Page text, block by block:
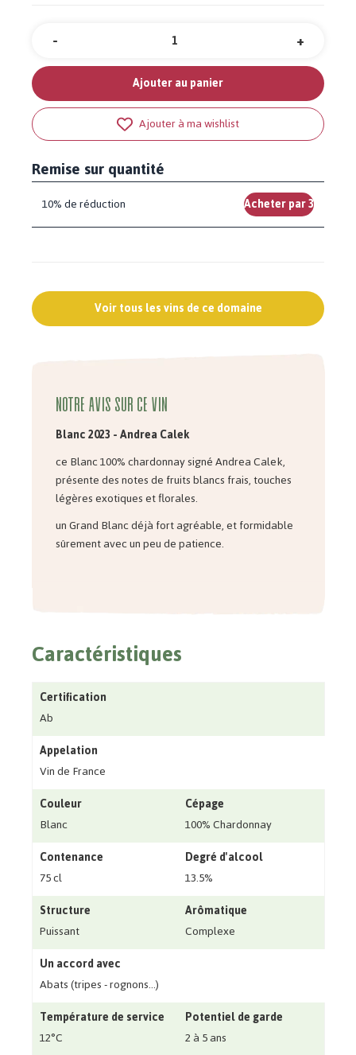
Quantité +
-
Ajouter au panier
Ajouter à ma wishlist
Remise sur quantité
10% de réduction Acheter par 3
Voir tous les vins de ce domaine
Notre avis sur ce vin
Blanc 2023 - Andrea Calek
ce Blanc 100% chardonnay signé Andrea Calek,
présente des notes de fruits blancs frais, touches
légères exotiques et florales.
un Grand Blanc déjà fort agréable, et formidable
sûrement avec un peu de patience.
Caractéristiques
Certification
Ab
Appelation
Vin de France
Couleur
Blanc
Cépage
100% Chardonnay
Contenance
75 cl
Degré d'alcool
13.5%
Structure
Puissant
Arômatique
Complexe
Un accord avec
Abats (tripes - rognons…)
Température de service
12°C
Potentiel de garde
2 à 5 ans